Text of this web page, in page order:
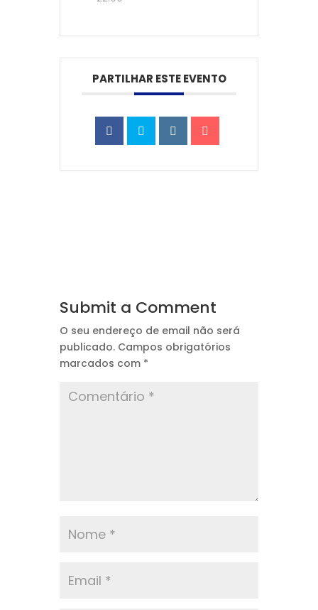
PARTILHAR ESTE EVENTO
Submit a Comment
O seu endereço de email não será
publicado. Campos obrigatórios
marcados com *